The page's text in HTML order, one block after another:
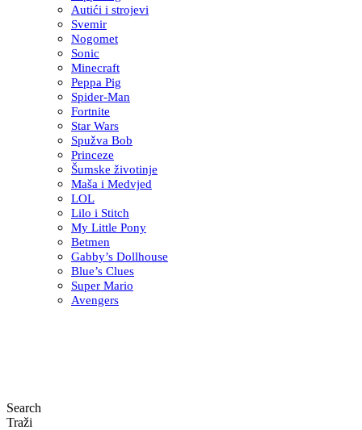
Autići i strojevi
Svemir
Nogomet
Sonic
Minecraft
Peppa Pig
Spider-Man
Fortnite
Star Wars
Spužva Bob
Princeze
Šumske životinje
Maša i Medvjed
LOL
Lilo i Stitch
My Little Pony
Betmen
Gabby’s Dollhouse
Blue’s Clues
Super Mario
Avengers
Search
Traži